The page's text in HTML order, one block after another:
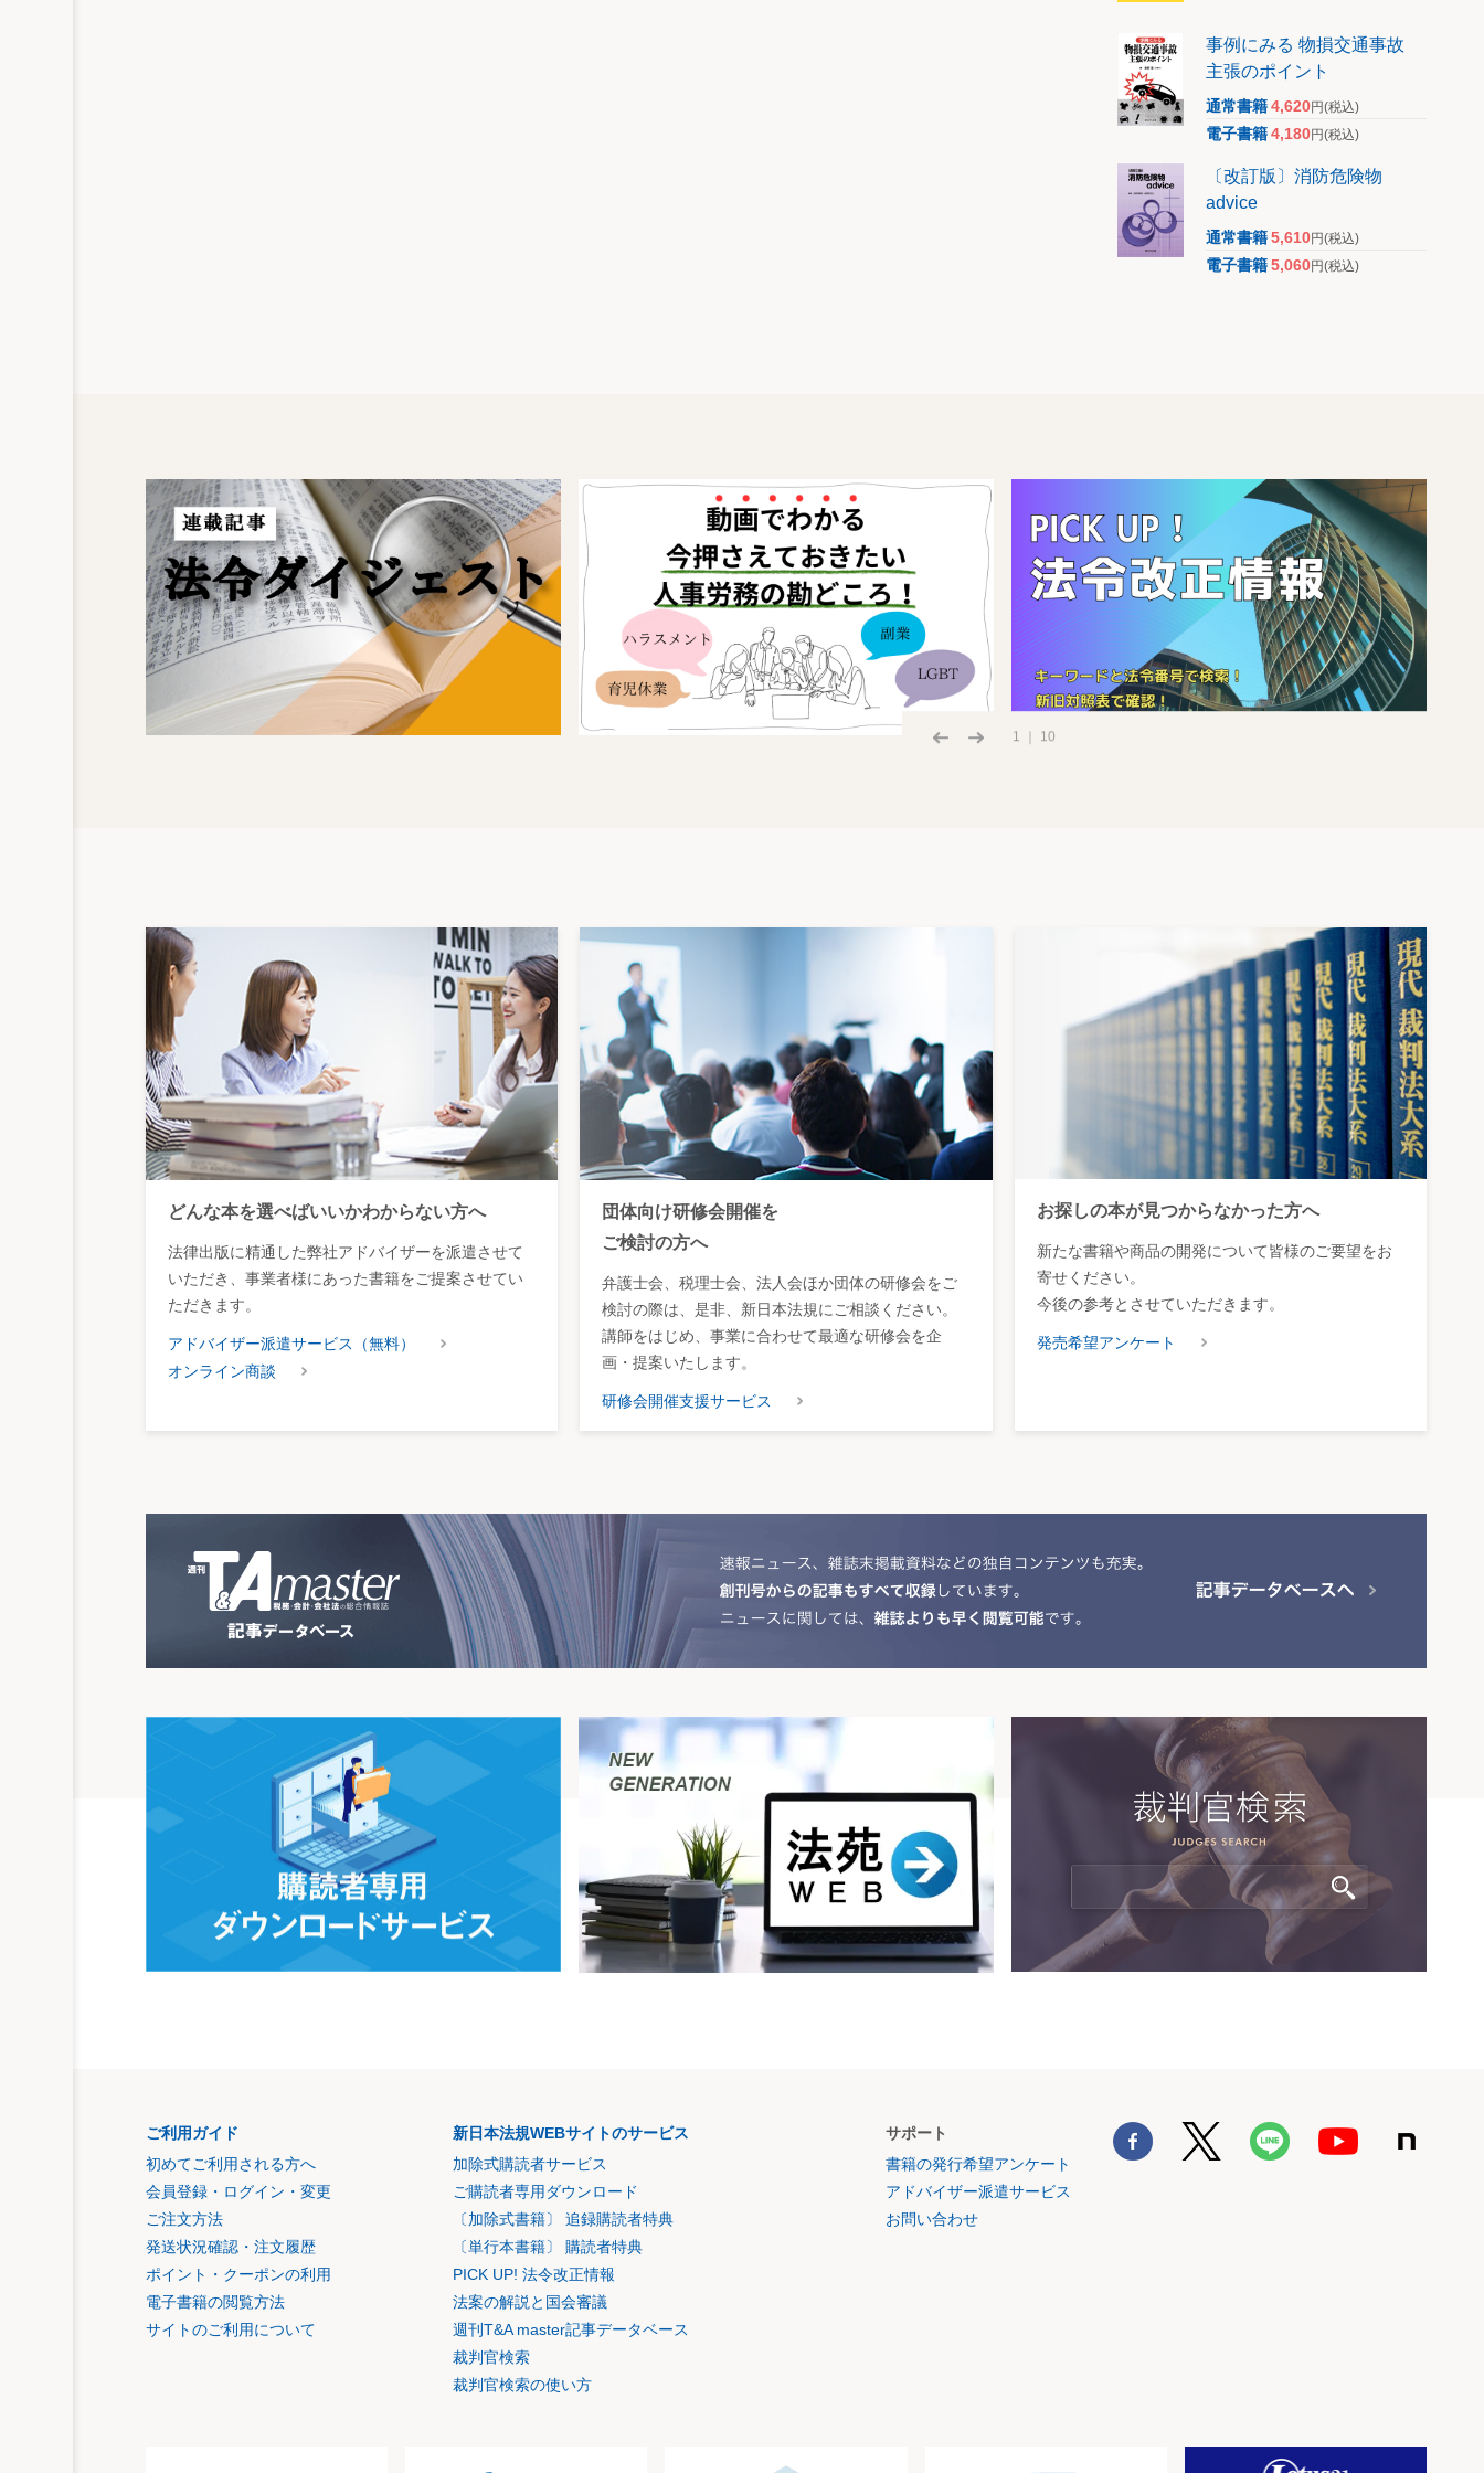
事例にみる 物損交通事故
主張のポイント
通常書籍4,620円(税込)
電子書籍4,180円(税込)
〔改訂版〕消防危険物
advice
通常書籍5,610円(税込)
電子書籍5,060円(税込)
1 ｜ 10
どんな本を選べばいいかわからない方へ
法律出版に精通した弊社アドバイザーを派遣させて
いただき、事業者様にあった書籍をご提案させてい
ただきます。
アドバイザー派遣サービス（無料）
オンライン商談
団体向け研修会開催を
ご検討の方へ
弁護士会、税理士会、法人会ほか団体の研修会をご
検討の際は、是非、新日本法規にご相談ください。
講師をはじめ、事業に合わせて最適な研修会を企
画・提案いたします。
研修会開催支援サービス
お探しの本が見つからなかった方へ
新たな書籍や商品の開発について皆様のご要望をお
寄せください。
今後の参考とさせていただきます。
発売希望アンケート
ご利用ガイド
初めてご利用される方へ
会員登録・ログイン・変更
ご注文方法
発送状況確認・注文履歴
ポイント・クーポンの利用
電子書籍の閲覧方法
サイトのご利用について
新日本法規WEBサイトのサービス
加除式購読者サービス
ご購読者専用ダウンロード
〔加除式書籍〕 追録購読者特典
〔単行本書籍〕 購読者特典
PICK UP! 法令改正情報
法案の解説と国会審議
週刊T&A master記事データベース
裁判官検索
裁判官検索の使い方
サポート
書籍の発行希望アンケート
アドバイザー派遣サービス
お問い合わせ